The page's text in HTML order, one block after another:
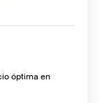
óptima en